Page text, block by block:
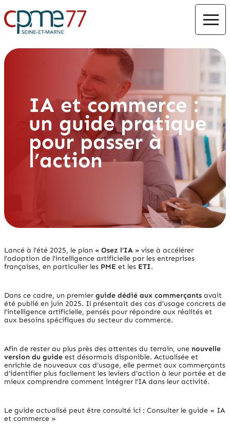
IA et commerce :
un guide pratique
pour passer à
l’action
Lancé à l’été 2025, le plan « Osez l’IA » vise à accélérer
l’adoption de l’intelligence artificielle par les entreprises
françaises, en particulier les PME et les ETI.
Dans ce cadre, un premier guide dédié aux commerçants avait
été publié en juin 2025. Il présentait des cas d’usage concrets de
l’intelligence artificielle, pensés pour répondre aux réalités et
aux besoins spécifiques du secteur du commerce.
Afin de rester au plus près des attentes du terrain, une nouvelle
version du guide est désormais disponible. Actualisée et
enrichie de nouveaux cas d’usage, elle permet aux commerçants
d’identifier plus facilement les leviers d’action à leur portée et de
mieux comprendre comment intégrer l’IA dans leur activité.
Le guide actualisé peut être consulté ici : Consulter le guide « IA
et commerce »